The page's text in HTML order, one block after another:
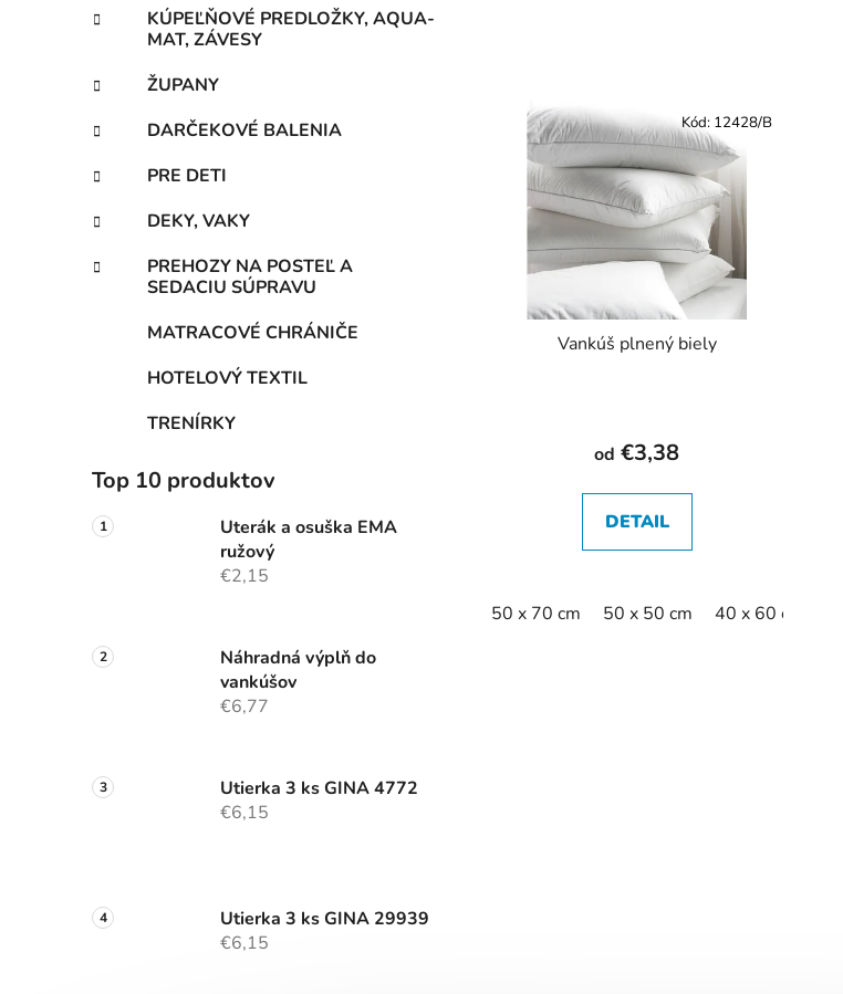
KÚPEĽŇOVÉ PREDLOŽKY, AQUA-
MAT, ZÁVESY
ŽUPANY
DARČEKOVÉ BALENIA
PRE DETI
DEKY, VAKY
PREHOZY NA POSTEĽ A
SEDACIU SÚPRAVU
MATRACOVÉ CHRÁNIČE
HOTELOVÝ TEXTIL
TRENÍRKY
Top 10 produktov
Uterák a osuška EMA
ružový
€2,15
Náhradná výplň do
vankúšov
€6,77
Utierka 3 ks GINA 4772
€6,15
Utierka 3 ks GINA 29939
€6,15
Vankúš plnený biely
od €3,38
DETAIL
50 x 70 cm 50 x 50 cm 40 x 60 cm
Kód: 12428/B